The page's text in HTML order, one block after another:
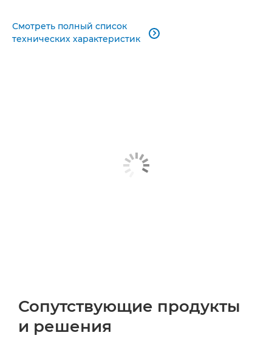
Смотреть полный список
технических характеристик

Сопутствующие продукты
и решения